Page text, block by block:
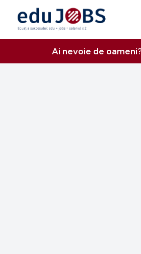
Ai nevoie de